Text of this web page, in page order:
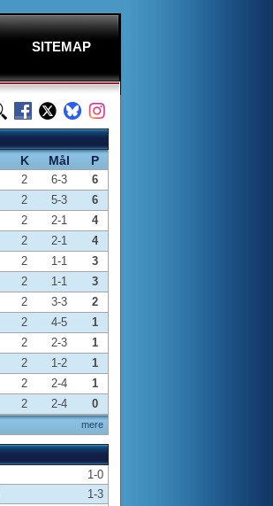
SITEMAP
K
Mål P
mere
2 6-3
6
2 5-3
6
2 2-1
4
2 2-1
4
2 1-1
3
2 1-1
3
2 3-3
2
2 4-5
1
2 2-3
1
2 1-2
1
2 2-4
1
2 2-4 0
1-0
1-3